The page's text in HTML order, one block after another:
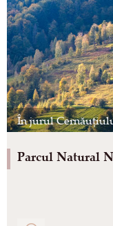
În jurul
Parcul Natural